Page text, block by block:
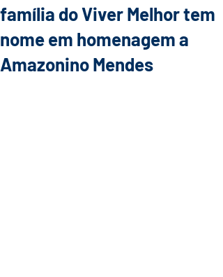
família do Viver Melhor tem
nome em homenagem a
Amazonino Mendes